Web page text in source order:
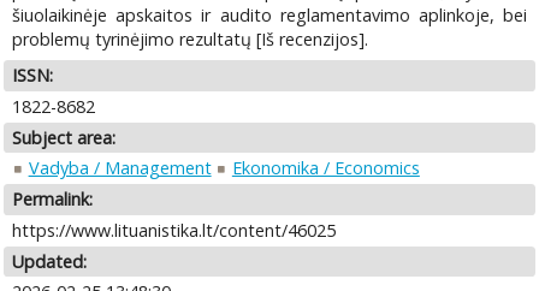
šiuolaikinėje apskaitos ir audito reglamentavimo aplinkoje, bei
problemų tyrinėjimo rezultatų [Iš recenzijos].
ISSN:
1822-8682
Subject area:
Vadyba / Management
Ekonomika / Economics
Permalink:
https://www.lituanistika.lt/content/46025
Updated: